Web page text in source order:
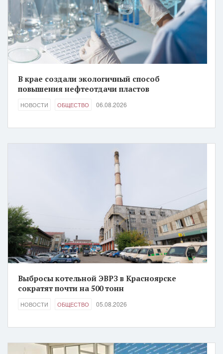
В крае создали экологичный способ
повышения нефтеотдачи пластов
НОВОСТИ ОБЩЕСТВО 06.08.2026
Выбросы котельной ЭВРЗ в Красноярске
сократят почти на 500 тонн
НОВОСТИ ОБЩЕСТВО 05.08.2026